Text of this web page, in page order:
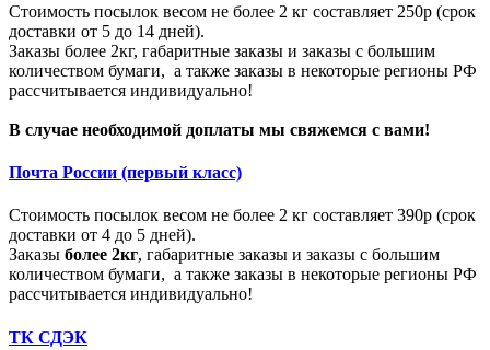
Стоимость посылок весом не более 2 кг составляет 250р (срок
доставки от 5 до 14 дней).
Заказы более 2кг, габаритные заказы и заказы с большим
количеством бумаги, а также заказы в некоторые регионы РФ
рассчитывается индивидуально!
В случае необходимой доплаты мы свяжемся с вами!
Почта России (первый класс)
Стоимость посылок весом не более 2 кг составляет 390р (срок
доставки от 4 до 5 дней).
Заказы более 2кг, габаритные заказы и заказы с большим
количеством бумаги, а также заказы в некоторые регионы РФ
рассчитывается индивидуально!
ТК СДЭК